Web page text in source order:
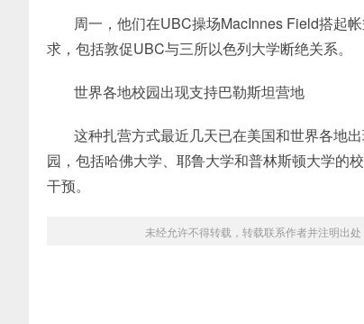
周一，他们在UBC操场MacInnes Field搭起
求，包括敦促UBC与三所以色列大学断绝关系。
世界各地校园出现支持巴勒斯坦营地
这种扎营方式最近几天已在美国和世界各地
园，包括哈佛大学、耶鲁大学和普林斯顿大学的
干预。
未经允许不得转载，转载联系作者并注明出处